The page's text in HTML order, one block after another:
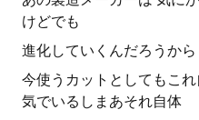
けどでも
進化していくんだろうか
今使うカットとしてもこ
気でいるしまあそれ自体